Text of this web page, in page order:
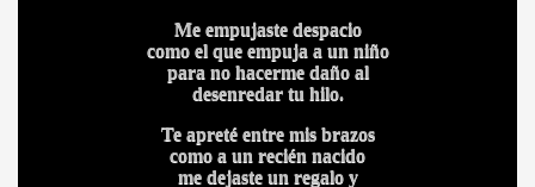
Me empujaste despacio
como el que empuja a un niño
para no hacerme daño al
desenredar tu hilo.
Te apreté entre mis brazos
como a un recién nacido
me dejaste un regalo y